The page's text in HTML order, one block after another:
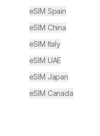
eSIM Spain
eSIM China
eSIM Italy
eSIM UAE
eSIM Japan
eSIM Canada